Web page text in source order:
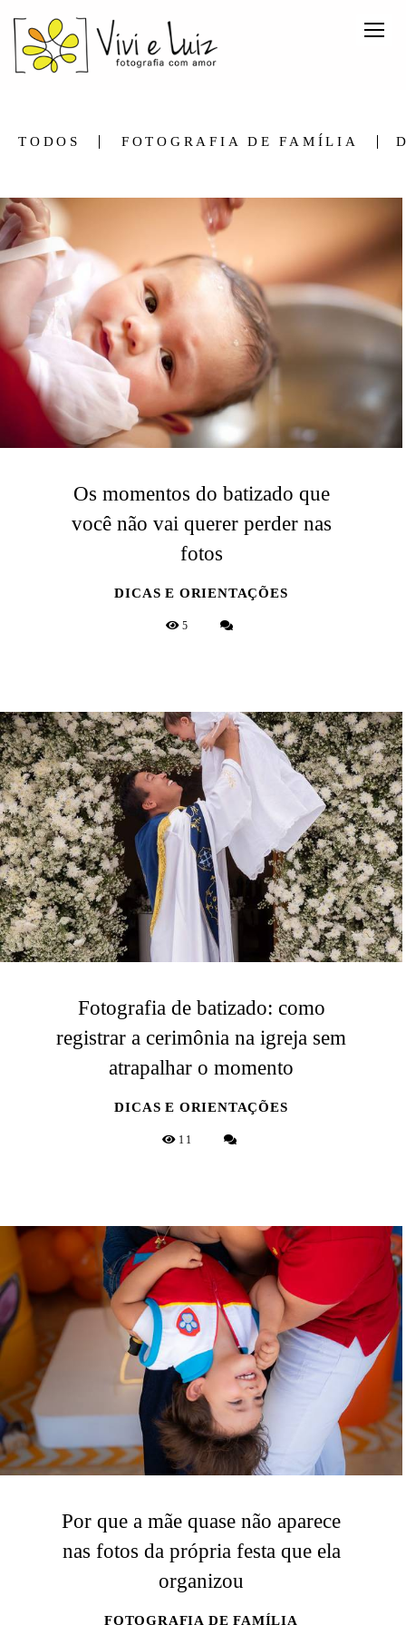
TODOS FOTOGRAFIA DE FAMÍLIA
Os momentos do batizado que
você não vai querer perder nas
fotos
DICAS E ORIENTAÇÕES
5
Fotografia de batizado: como
registrar a cerimônia na igreja sem
atrapalhar o momento
DICAS E ORIENTAÇÕES
11
Por que a mãe quase não aparece
nas fotos da própria festa que ela
organizou
FOTOGRAFIA DE FAMÍLIA